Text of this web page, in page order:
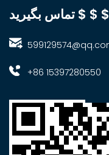
$ $ $ تماس بگیرید
+86 15397280550